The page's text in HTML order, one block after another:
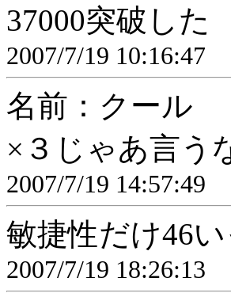
37000突破した
2007/7/19 10:16:47
名前：クール
×３じゃあ言う
2007/7/19 14:57:49
敏捷性だけ46い
2007/7/19 18:26:13